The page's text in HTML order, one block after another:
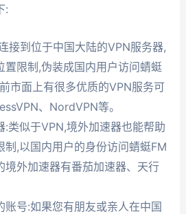
:
接到位于中国大陆的VPN服务器,
置限制,伪装成国内用户访问蜻蜓
市面上有很多优质的VPN服务可
、NordVPN等。
:类似于VPN,境外加速器也能帮助
制,以国内用户的身份访问蜻蜓FM
境外加速器有番茄加速器、天行
账号:如果您有朋友或亲人在中国